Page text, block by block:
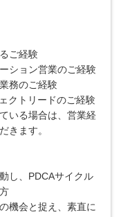
ご経験
ション営業のご経験
務のご経験
クトリードのご経験
いる場合は、営業経
きます。
し、PDCAサイクル
機会と捉え、素直に